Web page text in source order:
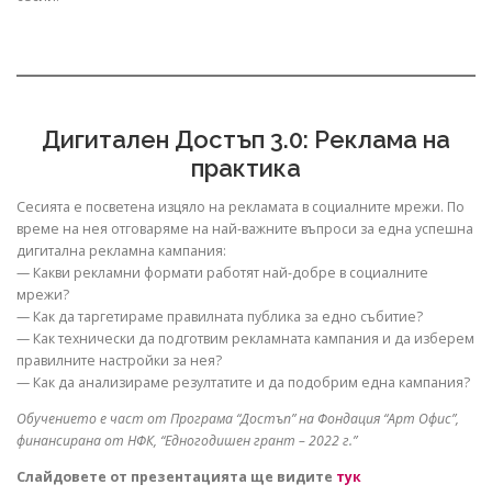
Дигитален Достъп 3.0: Реклама на
практика
Сесията е посветена изцяло на рекламата в социалните мрежи. По
време на нея отговаряме на най-важните въпроси за една успешна
дигитална рекламна кампания:
— Какви рекламни формати работят най-добре в социалните
мрежи?
— Как да таргетираме правилната публика за едно събитие?
— Как технически да подготвим рекламната кампания и да изберем
правилните настройки за нея?
— Как да анализираме резултатите и да подобрим една кампания?
Обучението е част от Програма “Достъп” на Фондация “Арт Офис”,
финансирана от НФК, “Едногодишен грант – 2022 г.”
Слайдовете от презентацията ще видите тук